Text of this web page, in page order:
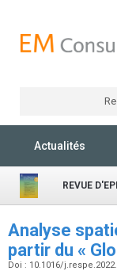
Actualités
REVUE
Analyse
partir du «
Doi : 10.1016/